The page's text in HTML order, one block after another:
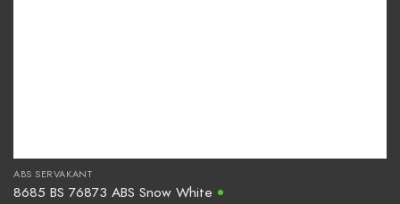
ABS SERVAKANT
8685 BS 76873 ABS Snow White